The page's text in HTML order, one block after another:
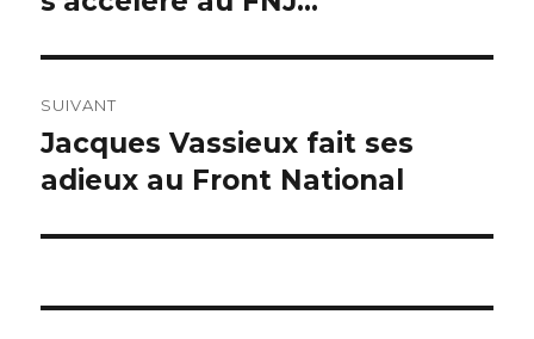
SUIVANT
Publication
suivante :
Jacques Vassieux fait ses
adieux au Front National